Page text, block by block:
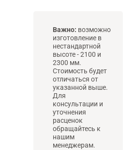
Важно: возможно
изготовление в
нестандартной
высоте - 2100 и
2300 мм.
Стоимость будет
отличаться от
указанной выше.
Для
консультации и
уточнения
расценок
обращайтесь к
нашим
менеджерам.